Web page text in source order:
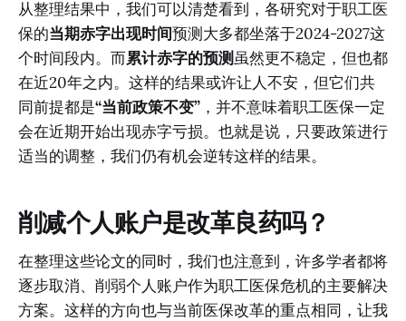
从整理结果中，我们可以清楚看到，各研究对于职工医
保的当期赤字出现时间预测大多都坐落于2024-2027这
个时间段内。而累计赤字的预测虽然更不稳定，但也都
在近20年之内。这样的结果或许让人不安，但它们共
同前提都是“当前政策不变” ，并不意味着职工医保一定
会在近期开始出现赤字亏损。也就是说，只要政策进行
适当的调整，我们仍有机会逆转这样的结果。
削减个人账户是改革良药吗？
在整理这些论文的同时，我们也注意到，许多学者都将
逐步取消、削弱个人账户作为职工医保危机的主要解决
方案。这样的方向也与当前医保改革的重点相同，让我